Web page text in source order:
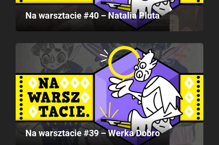
Na warsztacie #40 – Natalia Pluta
Na warsztacie #39 – Werka Dobro